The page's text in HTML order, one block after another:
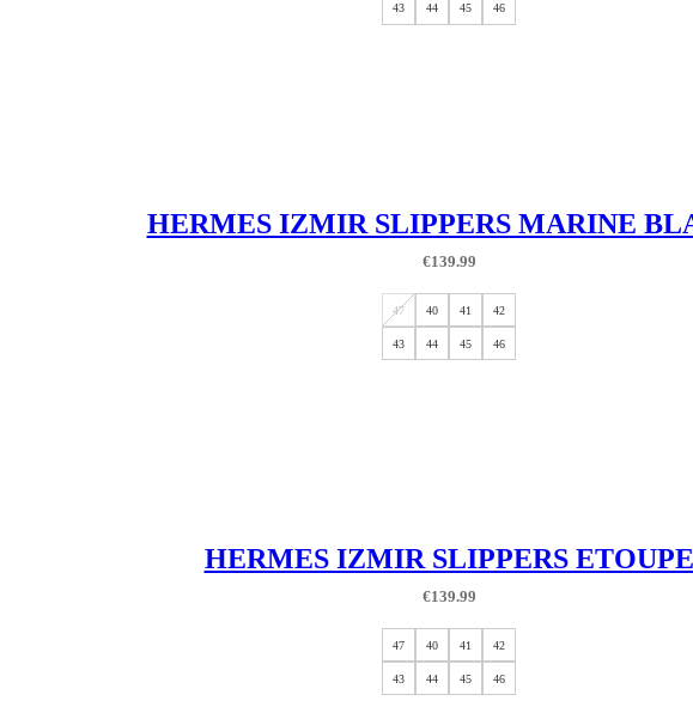
43 44 45 46
HERMES IZMIR SLIPPERS MARINE
€139.99
47 40 41 42
43 44 45 46
HERMES IZMIR SLIPPERS ETOUPE
€139.99
47 40 41 42
43 44 45 46